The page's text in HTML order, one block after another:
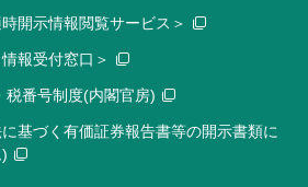
開示情報閲覧サービス＞
報受付窓口＞
税番号制度(内閣官房)
基づく有価証券報告書等の開示書類に